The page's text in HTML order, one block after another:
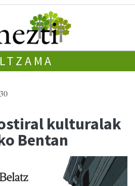
kulturalak
Bentan